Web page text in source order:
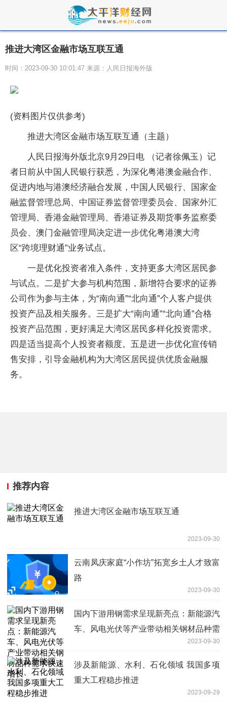
推进大湾区金融市场互联互通
时间：2023-09-30 10:01:47 来源：人民日报海外版
(资料图片仅供参考)
推进大湾区金融市场互联互通（主题）
人民日报海外版北京9月29日电 （记者徐佩玉）记
者日前从中国人民银行获悉，为深化粤港澳金融合作、
促进内地与港澳经济融合发展，中国人民银行、国家金
融监督管理总局、中国证券监督管理委员会、国家外汇
管理局、香港金融管理局、香港证券及期货事务监察委
员会、澳门金融管理局决定进一步优化粤港澳大湾
区“跨境理财通”业务试点。
一是优化投资者准入条件，支持更多大湾区居民参
与试点。二是扩大参与机构范围，新增符合要求的证券
公司作为参与主体，为“南向通”“北向通”个人客户提供
投资产品及相关服务。三是扩大“南向通”“北向通”合格
投资产品范围，更好满足大湾区居民多样化投资需求。
四是适当提高个人投资者额度。五是进一步优化宣传销
售安排，引导金融机构为大湾区居民提供优质金融服
务。
推荐内容
推进大湾区金融市场互联互通
2023-09-30
云南凤庆家庭“小作坊”拓宽乡土人才致富
路
2023-09-30
国内下游用钢需求呈现新亮点：新能源汽
车、风电光伏等产业带动相关钢材品种需
2023-09-30
涉及新能源、水利、石化领域 我国多项
重大工程稳步推进
2023-09-29